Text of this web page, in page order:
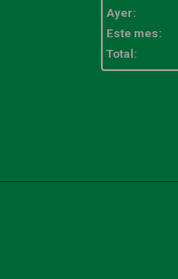
Ayer:
Este mes:
Total: